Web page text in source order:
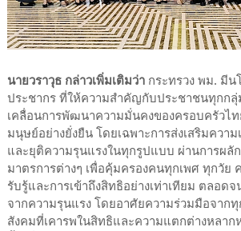
นายวราวุธ กล่าวเพิ่มเติมว่ากระทรวง พม. มีน
ประชากร ที่ให้ความสำคัญกับประชาชนทุกกลุ่
เคลื่อนการพัฒนาความมั่นคงของครอบครัวไ
มนุษย์อย่างยั่งยืน โดยเฉพาะการส่งเสริมความ
และยุติความรุนแรงในทุกรูปแบบ ผ่านการผลั
มาตรการต่างๆ เพื่อคุ้มครองคนทุกเพศ ทุกวัย
รับรู้และการเข้าถึงสิทธิอย่างเท่าเทียม ตลอดจ
จากความรุนแรง โดยอาศัยความร่วมมือจาก
สังคมที่เคารพในสิทธิและความแตกต่างหลาก